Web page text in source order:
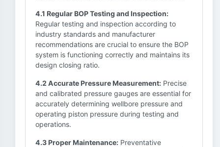
4.1 Regular BOP Testing and Inspection:
Regular testing and inspection according to
industry standards and manufacturer
recommendations are crucial to ensure the BOP
system is functioning correctly and maintains its
design closing ratio.
4.2 Accurate Pressure Measurement: Precise
and calibrated pressure gauges are essential for
accurately determining wellbore pressure and
operating piston pressure during testing and
operations.
4.3 Proper Maintenance: Preventative